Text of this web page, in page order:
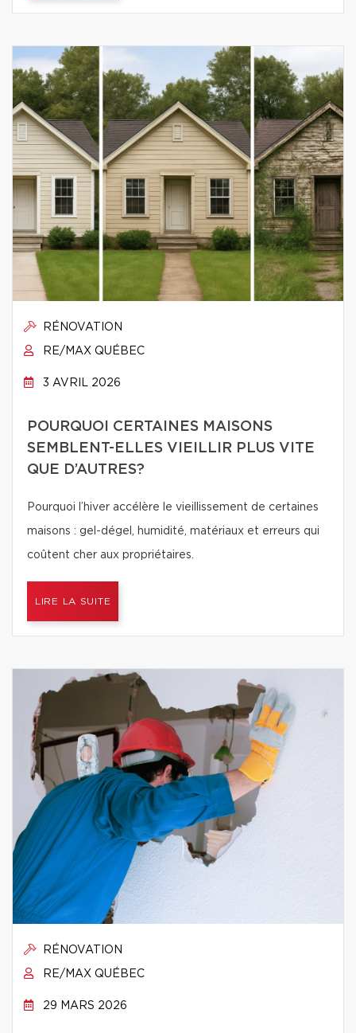
RÉNOVATION
RE/MAX QUÉBEC
3 AVRIL 2026
POURQUOI CERTAINES MAISONS
SEMBLENT-ELLES VIEILLIR PLUS VITE
QUE D’AUTRES?
Pourquoi l’hiver accélère le vieillissement de certaines
maisons : gel-dégel, humidité, matériaux et erreurs qui
coûtent cher aux propriétaires.
LIRE LA SUITE
RÉNOVATION
RE/MAX QUÉBEC
29 MARS 2026